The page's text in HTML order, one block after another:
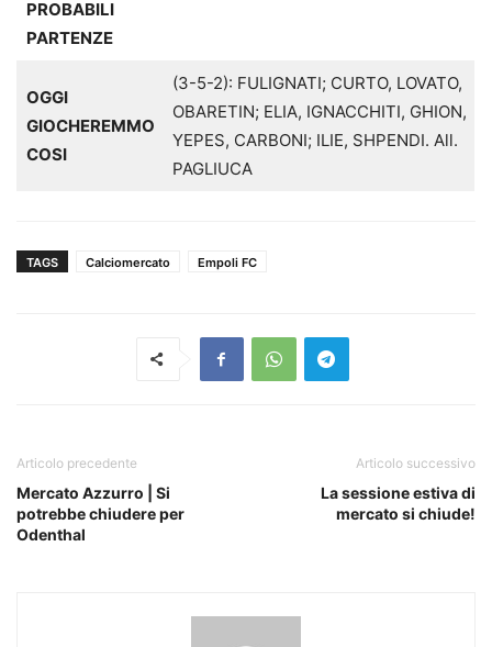
PROBABILI
PARTENZE
OGGI
GIOCHEREMMO
COSI
(3-5-2): FULIGNATI; CURTO, LOVATO,
OBARETIN; ELIA, IGNACCHITI, GHION,
YEPES, CARBONI; ILIE, SHPENDI. All.
PAGLIUCA
TAGS Calciomercato Empoli FC
Articolo precedente
Mercato Azzurro | Si
potrebbe chiudere per
Odenthal
Articolo successivo
La sessione estiva di
mercato si chiude!